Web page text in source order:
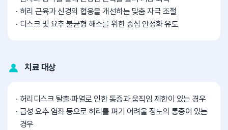
허리 근육과 신경의 협응을 개선하는 맞춤 자극 조절
디스크 및 요추 불균형 해소를 위한 중심 안정화 유도
치료 대상
허리디스크 탈출·파열로 인한 통증과 움직임 제한이 있는 경우
급성 요추 염좌 등으로 허리를 펴기 어려울 정도의 통증이 있는
경우